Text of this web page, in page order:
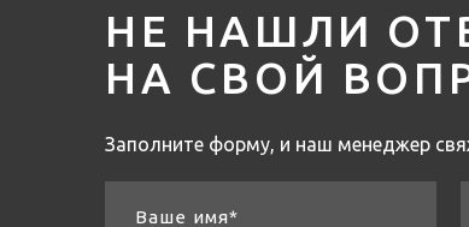
НЕ НАШЛИ
НА СВОЙ
Заполните форму, и наш менеджер
Ваше имя*